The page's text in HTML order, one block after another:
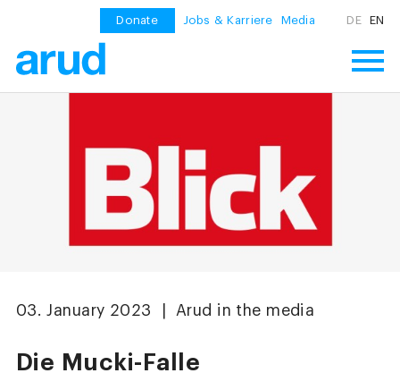
Donate Jobs & Karriere Media DE EN
03. January 2023 | Arud in the media
Die Mucki-Falle